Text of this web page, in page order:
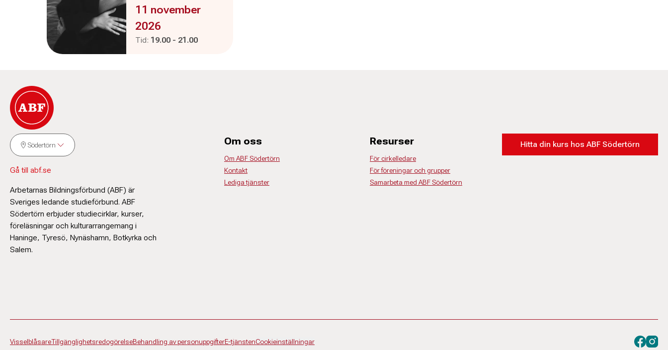
Evenemanget är :
11 november
2026
Tid: Pågår mellan
19.00 - och
21.00
Södertörn
Gå till abf.se
Arbetarnas Bildningsförbund (ABF) är
Sveriges ledande studieförbund. ABF
Södertörn erbjuder studiecirklar, kurser,
föreläsningar och kulturarrangemang i
Haninge, Tyresö, Nynäshamn, Botkyrka och
Salem.
Om oss
Om ABF Södertörn
Kontakt
Lediga tjänster
Resurser
För cirkelledare
För föreningar och grupper
Samarbeta med ABF Södertörn
Hitta din kurs hos ABF Södertörn
VisselblåsareTillgänglighetsredogörelseBehandling av personuppgifterE-tjänstenCookieinställningar Besök